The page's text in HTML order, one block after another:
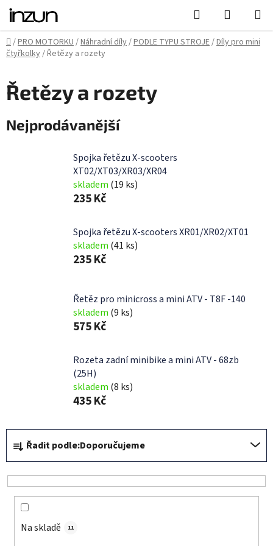
Přejít
obsah
Hledat
KOŠÍK
Domů
/PRO MOTORKU/Náhradní díly/PODLE TYPU STROJE/Díly pro mini
čtyřkolky/Řetězy a rozety
Řetězy a rozety
Nejprodávanější
Spojka řetězu X-scooters
XT02/XT03/XR03/XR04
skladem (19 ks)
235 Kč
Spojka řetězu X-scooters XR01/XR02/XT01
skladem (41 ks)
235 Kč
Řetěz pro minicross a mini ATV - T8F -140
skladem (9 ks)
575 Kč
Rozeta zadní minibike a mini ATV - 68zb
(25H)
skladem (8 ks)
435 Kč
Ř
a
z
e
Řadit podle:Doporučujeme
Na skladě 11